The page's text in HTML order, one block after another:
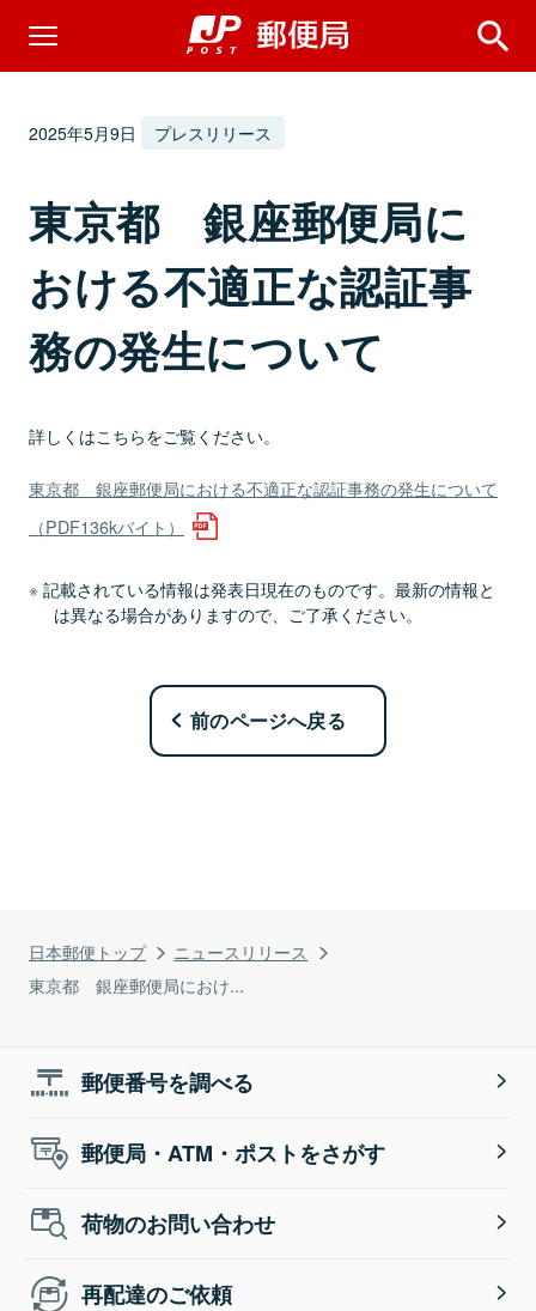
日本郵便トップ
ニュースリリース
東京都 銀座郵便局におけ...
2025年5月9日 プレスリリース
東京都 銀座郵便局に
おける不適正な認証事
務の発生について
詳しくはこちらをご覧ください。
東京都 銀座郵便局における不適正な認証事務の発生について
（PDF136kバイト）
記載されている情報は発表日現在のものです。最新の情報と
は異なる場合がありますので、ご了承ください。
前のページへ戻る
郵便番号を調べる
郵便局・ATM・ポストをさがす
荷物のお問い合わせ
再配達のご依頼